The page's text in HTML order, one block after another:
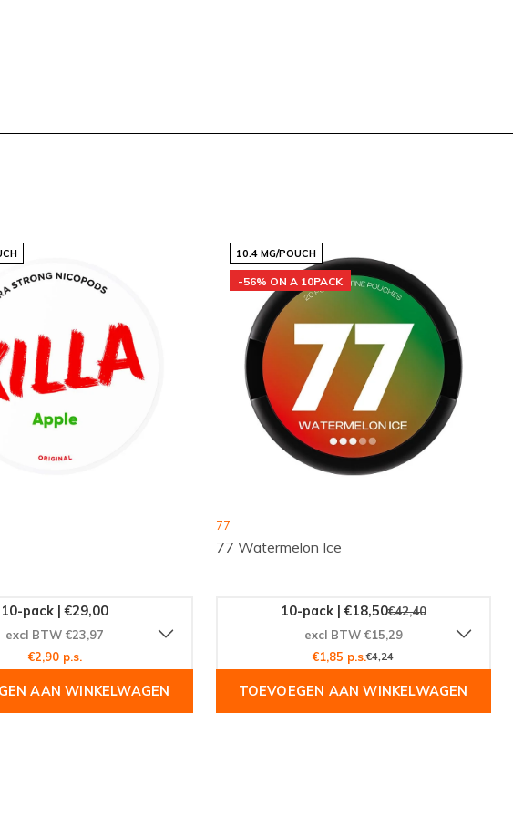
de ervaren gebruiker.
door
hun kwaliteit en innovatie
Extra Strong kies je
Deze pouches zijn een
Bezoek onze
van chili en
nieuwe manier van
10-pack | €29,00
excl BTW €23,97
€2,90 p.s.
AAN WINKELWAGEN
10.4 MG/POUCH
-56% ON A 10PACK
77
77 Watermelon Ice
10-pack | €18,50€42,40
excl BTW €15,29
€1,85 p.s.€4,24
TOEVOEGEN AAN WINKELWAGEN